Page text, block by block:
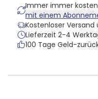
Immer immer
mit einem
Kostenloser Versand
Lieferzeit 2-4
100 Tage Geld-